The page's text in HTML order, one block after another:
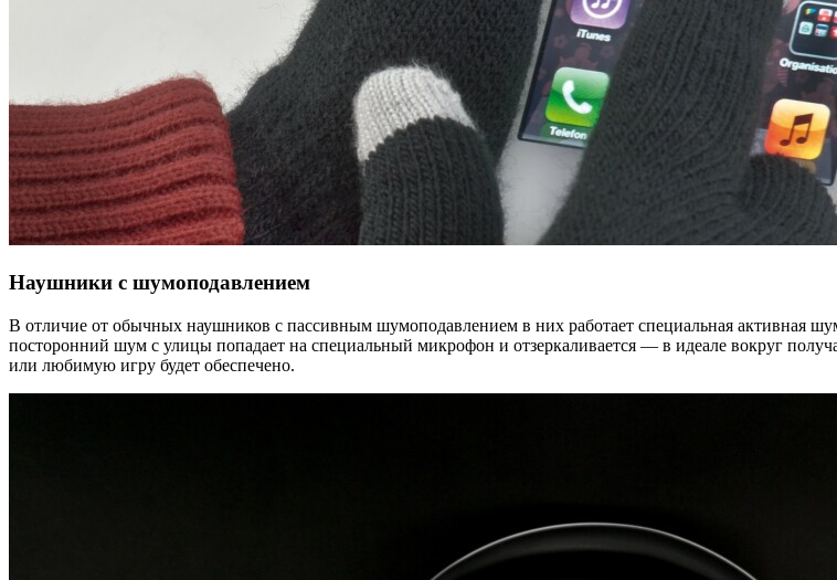
Наушники с шумоподавлением
В отличие от обычных наушников с пассивным шумоподавлением в них работает специальная активная
посторонний шум с улицы попадает на специальный микрофон и отзеркаливается — в идеале вокруг
или любимую игру будет обеспечено.